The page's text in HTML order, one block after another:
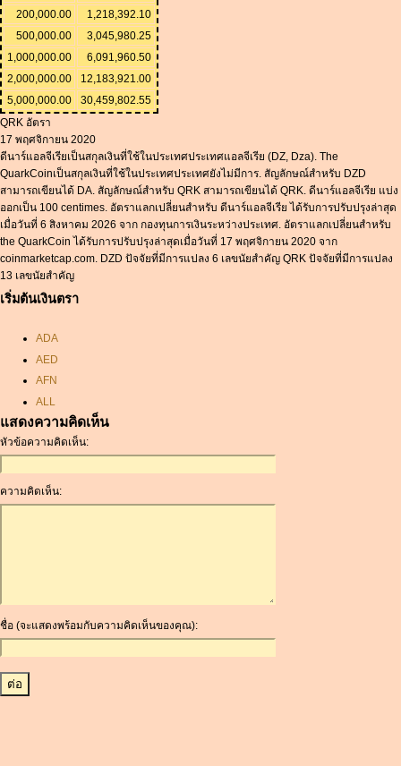
200,000.00
1,218,392.10
500,000.00
3,045,980.25
1,000,000.00
6,091,960.50
2,000,000.00
12,183,921.00
5,000,000.00
30,459,802.55
QRK อัตรา
17 พฤศจิกายน 2020
ดีนาร์แอลจีเรียเป็นสกุลเงินที่ใช้ในประเทศประเทศแอลจีเรีย (DZ, Dza). The
QuarkCoinเป็นสกุลเงินที่ใช้ในประเทศประเทศยังไม่มีการ. สัญลักษณ์สำหรับ DZD
สามารถเขียนได้ DA. สัญลักษณ์สำหรับ QRK สามารถเขียนได้ QRK. ดีนาร์แอลจีเรีย แบ่ง
ออกเป็น 100 centimes. อัตราแลกเปลี่ยนสำหรับ ดีนาร์แอลจีเรีย ได้รับการปรับปรุงล่าสุด
เมื่อวันที่ 6 สิงหาคม 2026 จาก กองทุนการเงินระหว่างประเทศ. อัตราแลกเปลี่ยนสำหรับ
the QuarkCoin ได้รับการปรับปรุงล่าสุดเมื่อวันที่ 17 พฤศจิกายน 2020 จาก
coinmarketcap.com. DZD ปัจจัยที่มีการแปลง 6 เลขนัยสำคัญ QRK ปัจจัยที่มีการแปลง
13 เลขนัยสำคัญ
เริ่มต้นเงินตรา
ADA
AED
AFN
ALL
AMD
ANC
AOA
ARDR
BAM
แสดงความคิดเห็น
หัวข้อความคิดเห็น:
ความคิดเห็น:
ชื่อ (จะแสดงพร้อมกับความคิดเห็นของคุณ):